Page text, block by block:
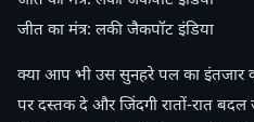
जीत का मंत्र: लकी जैकपॉट इंडिया
क्या आप भी उस सुनहरे पल का
पर दस्तक दे और जिंदगी रातों-रात